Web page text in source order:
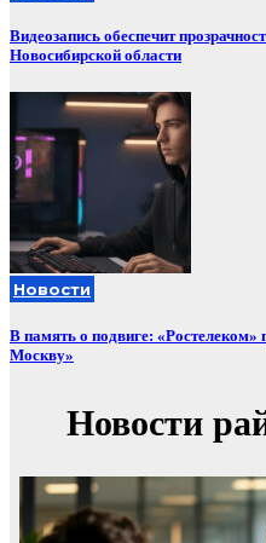
Видеозапись обеспечит
Новосибирской области
Новости
В память о подвиге: «Ростелеком»
Москву»